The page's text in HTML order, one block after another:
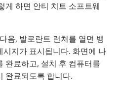
게 하면 안티 치트 소프트웨
음, 발로란트 런처를 열면 뱅
지가 표시됩니다. 화면에 나
완료하고, 설치 후 컴퓨터를
완료되도록 합니다.